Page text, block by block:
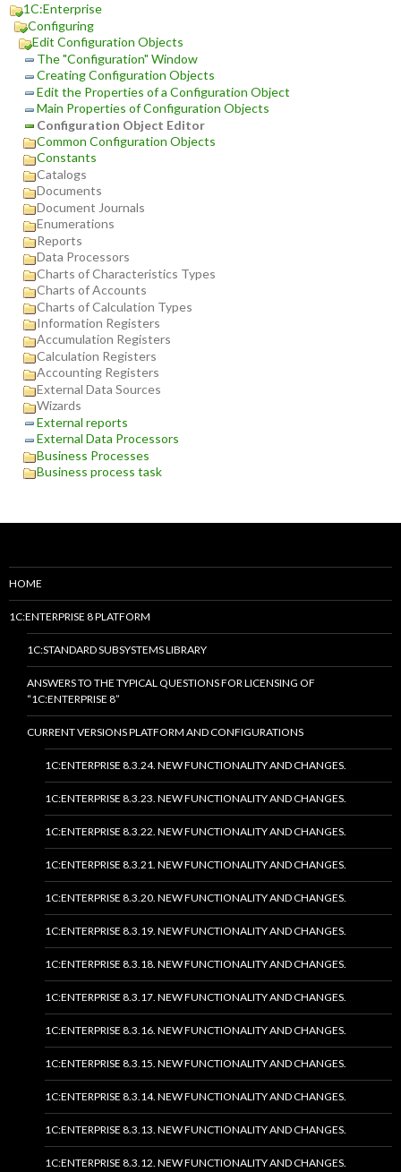
1C:Enterprise
Configuring
Edit Configuration Objects
The "Configuration" Window
Creating Configuration Objects
Edit the Properties of a Configuration Object
Main Properties of Configuration Objects
Configuration Object Editor
Common Configuration Objects
Constants
Catalogs
Documents
Document Journals
Enumerations
Reports
Data Processors
Charts of Characteristics Types
Charts of Accounts
Charts of Calculation Types
Information Registers
Accumulation Registers
Calculation Registers
Accounting Registers
External Data Sources
Wizards
External reports
External Data Processors
Business Processes
Business process task
HOME
1C:ENTERPRISE 8 PLATFORM
1C:STANDARD SUBSYSTEMS LIBRARY
ANSWERS TO THE TYPICAL QUESTIONS FOR LICENSING OF
“1C:ENTERPRISE 8”
CURRENT VERSIONS PLATFORM AND CONFIGURATIONS
1C:ENTERPRISE 8.3.24. NEW FUNCTIONALITY AND CHANGES.
1C:ENTERPRISE 8.3.23. NEW FUNCTIONALITY AND CHANGES.
1C:ENTERPRISE 8.3.22. NEW FUNCTIONALITY AND CHANGES.
1C:ENTERPRISE 8.3.21. NEW FUNCTIONALITY AND CHANGES.
1C:ENTERPRISE 8.3.20. NEW FUNCTIONALITY AND CHANGES.
1C:ENTERPRISE 8.3.19. NEW FUNCTIONALITY AND CHANGES.
1C:ENTERPRISE 8.3.18. NEW FUNCTIONALITY AND CHANGES.
1C:ENTERPRISE 8.3.17. NEW FUNCTIONALITY AND CHANGES.
1C:ENTERPRISE 8.3.16. NEW FUNCTIONALITY AND CHANGES.
1C:ENTERPRISE 8.3.15. NEW FUNCTIONALITY AND CHANGES.
1C:ENTERPRISE 8.3.14. NEW FUNCTIONALITY AND CHANGES.
1C:ENTERPRISE 8.3.13. NEW FUNCTIONALITY AND CHANGES.
1C:ENTERPRISE 8.3.12. NEW FUNCTIONALITY AND CHANGES.